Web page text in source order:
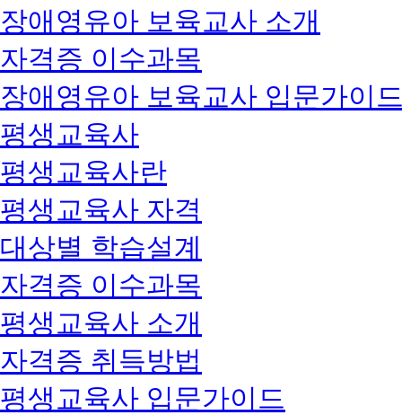
장애영유아 보육교사 소개
자격증 이수과목
장애영유아 보육교사 입문가이
평생교육사
평생교육사란
평생교육사 자격
대상별 학습설계
자격증 이수과목
평생교육사 소개
자격증 취득방법
평생교육사 입문가이드